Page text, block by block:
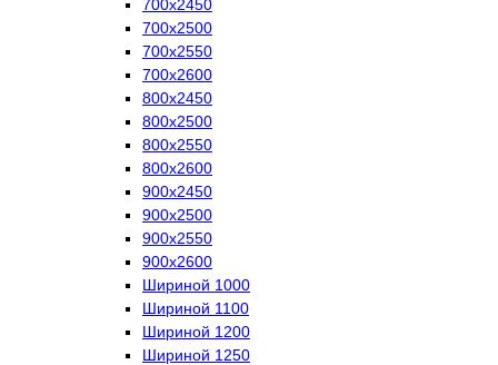
700х2450
700х2500
700х2550
700х2600
800х2450
800х2500
800х2550
800х2600
900х2450
900х2500
900х2550
900х2600
Шириной 1000
Шириной 1100
Шириной 1200
Шириной 1250